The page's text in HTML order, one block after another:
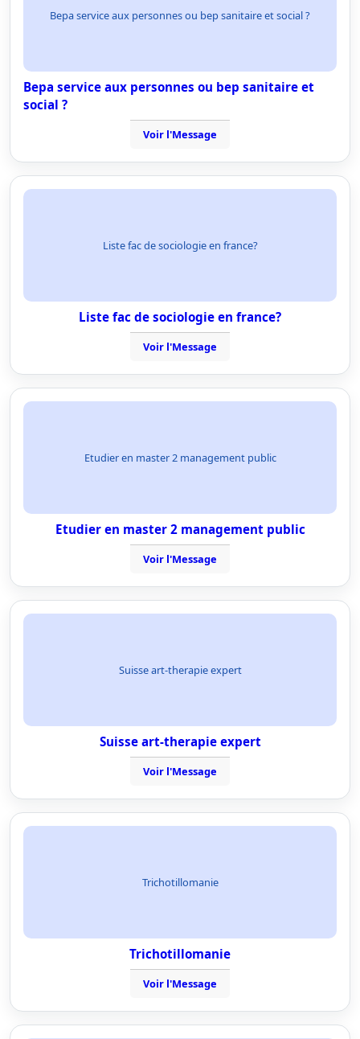
Bepa service aux personnes ou bep sanitaire et social ?
Bepa service aux personnes ou bep sanitaire et
social ?
Voir l'Message
Liste fac de sociologie en france?
Liste fac de sociologie en france?
Voir l'Message
Etudier en master 2 management public
Etudier en master 2 management public
Voir l'Message
Suisse art-therapie expert
Suisse art-therapie expert
Voir l'Message
Trichotillomanie
Trichotillomanie
Voir l'Message